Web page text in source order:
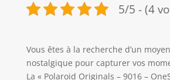
5/5 - (4
Vous êtes à la recherche d’un
nostalgique pour capturer vos
La « Polaroid Originals – 9016 –